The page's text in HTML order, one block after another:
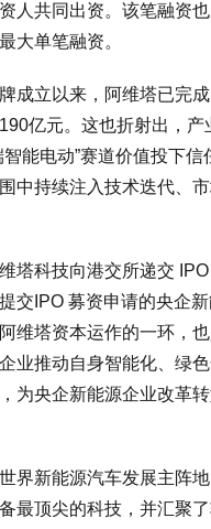
人共同出资。该笔融资
大单笔融资。
成立以来，阿维塔已完
亿元。这也折射出，产
智能电动”赛道价值投下
中持续注入技术迭代、
塔科技向港交所递交
交IPO 募资申请的央企
维塔资本运作的一环，
业推动自身智能化、绿
为央企新能源企业改革
界新能源汽车发展主阵
最顶尖的科技，并汇聚